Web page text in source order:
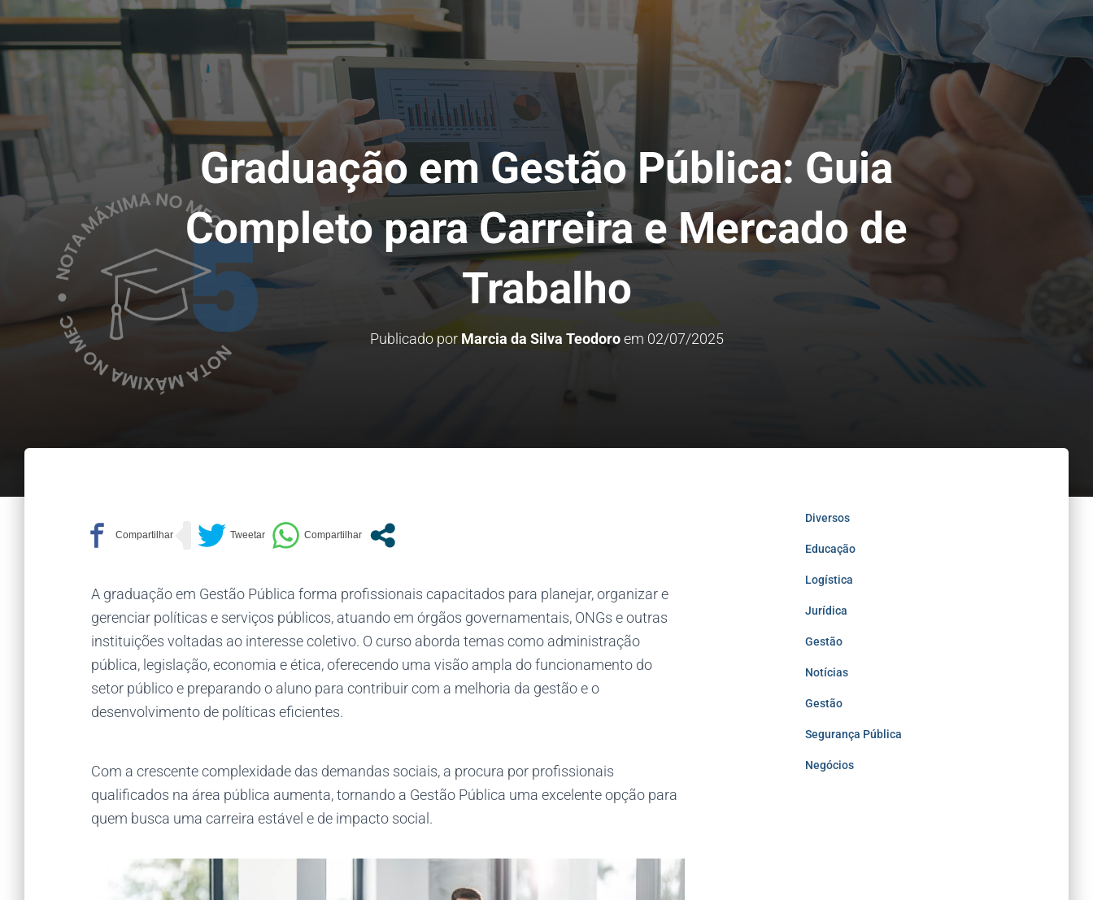
Graduação em Gestão Pública: Guia
Completo para Carreira e Mercado de
Trabalho
Publicado por Marcia da Silva Teodoroem 02/07/2025
A graduação em Gestão Pública forma profissionais capacitados para planejar, organizar e
gerenciar políticas e serviços públicos, atuando em órgãos governamentais, ONGs e outras
instituições voltadas ao interesse coletivo. O curso aborda temas como administração
pública, legislação, economia e ética, oferecendo uma visão ampla do funcionamento do
setor público e preparando o aluno para contribuir com a melhoria da gestão e o
desenvolvimento de políticas eficientes.
Com a crescente complexidade das demandas sociais, a procura por profissionais
qualificados na área pública aumenta, tornando a Gestão Pública uma excelente opção para
quem busca uma carreira estável e de impacto social.
Diversos
Educação
Logística
Jurídica
Gestão
Notícias
Gestão
Segurança Pública
Negócios